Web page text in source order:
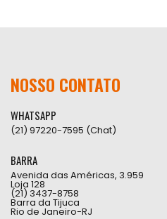
NOSSO CONTATO
WHATSAPP
(21) 97220-7595 (Chat)
BARRA
Avenida das Américas, 3.959
Loja 128
(21) 3437-8758
Barra da Tijuca
Rio de Janeiro-RJ